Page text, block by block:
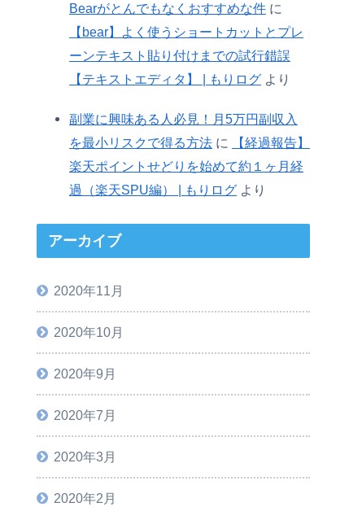
Bearがとんでもなくおすすめな件 に
【bear】よく使うショートカットとプレ
ーンテキスト貼り付けまでの試行錯誤
【テキストエディタ】 | もりログ より
副業に興味ある人必見！月5万円副収入
を最小リスクで得る方法 に
【経過報告】
楽天ポイントせどりを始めて約１ヶ月経
過（楽天SPU編） | もりログ より
アーカイブ
2020年11月
2020年10月
2020年9月
2020年7月
2020年3月
2020年2月